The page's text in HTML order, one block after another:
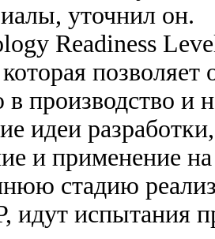
уточнил он.
Readiness
позволяет
производство и
идеи
и применение
стадию
испытания